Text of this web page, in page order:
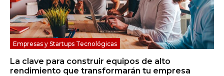
Empresas y Startups Tecnológicas
La clave para construir equipos de alto
rendimiento que transformarán tu empresa